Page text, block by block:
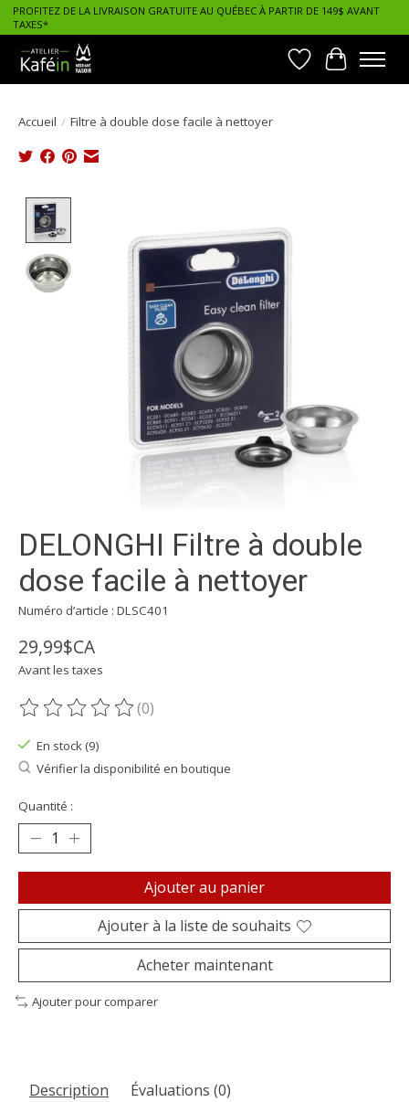
PROFITEZ DE LA LIVRAISON GRATUITE AU QUÉBEC À PARTIR DE 149$ AVANT
TAXES*
Liste dePanier
Accueil / Filtre à double dose facile à nettoyer
DELONGHI Filtre à double
dose facile à nettoyer
Numéro d’article : DLSC401
29,99$CA
Avant les taxes
Ce produit est évalué à
(0)
En stock (9)
Vérifier la disponibilité en boutique
Quantité :
Ajouter au panier
Ajouter à la liste de souhaits
Acheter maintenant
Ajouter pour comparer
Description Évaluations (0)